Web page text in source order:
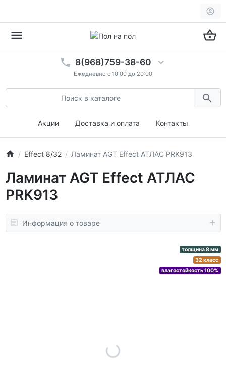
8(968)759-38-60
Ежедневно с 10:00 до 20:00
Акции Доставка и оплата Контакты
Effect 8/32 Ламинат AGT Effect АТЛАС PRK913
Ламинат AGT Effect АТЛАС
PRK913
Информация о товаре
толщина 8 мм
32 класс
влагостойкость 100%